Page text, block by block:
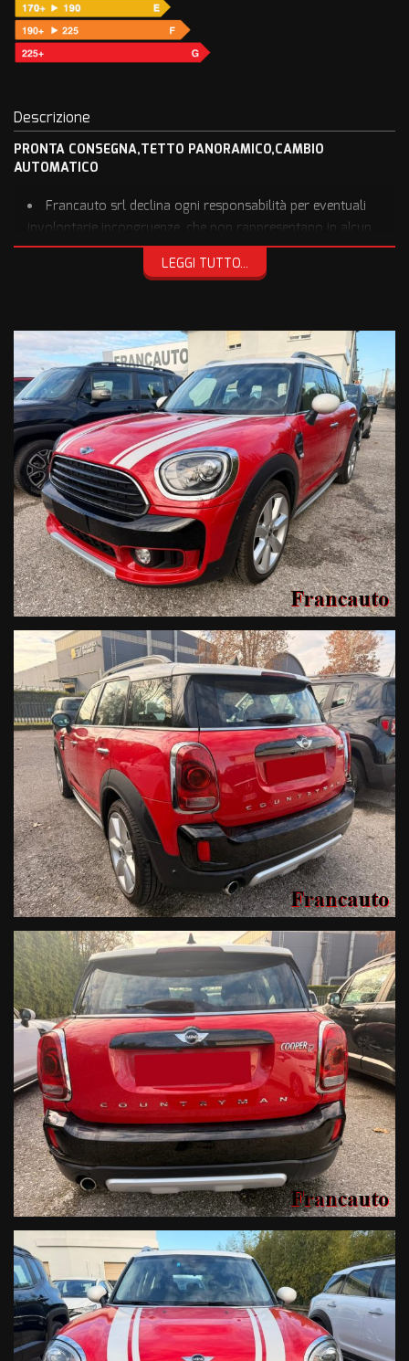
Descrizione
PRONTA CONSEGNA,TETTO PANORAMICO,CAMBIO
AUTOMATICO
Francauto srl declina ogni responsabilità per eventuali
involontarie incongruenze, che non rappresentano in alcun
modo un impegno contrattuale
LEGGI TUTTO...